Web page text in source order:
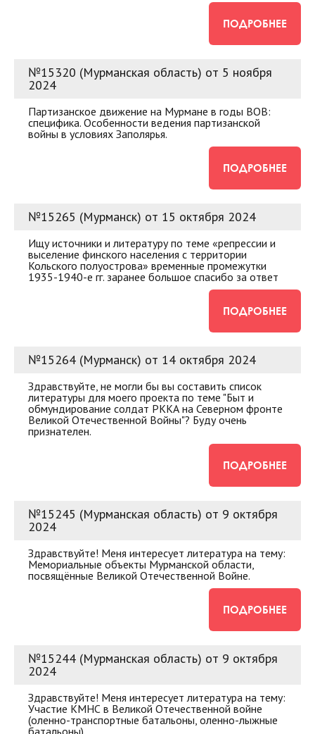
ПОДРОБНЕЕ
№15320 (Мурманская область) от 5 ноября
2024
Партизанское движение на Мурмане в годы ВОВ:
специфика. Особенности ведения партизанской
войны в условиях Заполярья.
ПОДРОБНЕЕ
№15265 (Мурманск) от 15 октября 2024
Ищу источники и литературу по теме «репрессии и
выселение финского населения с территории
Кольского полуострова» временные промежутки
1935-1940-е гг. заранее большое спасибо за ответ
ПОДРОБНЕЕ
№15264 (Мурманск) от 14 октября 2024
Здравствуйте, не могли бы вы составить список
литературы для моего проекта по теме "Быт и
обмундирование солдат РККА на Северном фронте
Великой Отечественной Войны"? Буду очень
признателен.
ПОДРОБНЕЕ
№15245 (Мурманская область) от 9 октября
2024
Здравствуйте! Меня интересует литература на тему:
Мемориальные объекты Мурманской области,
посвящённые Великой Отечественной Войне.
ПОДРОБНЕЕ
№15244 (Мурманская область) от 9 октября
2024
Здравствуйте! Меня интересует литература на тему:
Участие КМНС в Великой Отечественной войне
(оленно-транспортные батальоны, оленно-лыжные
батальоны).